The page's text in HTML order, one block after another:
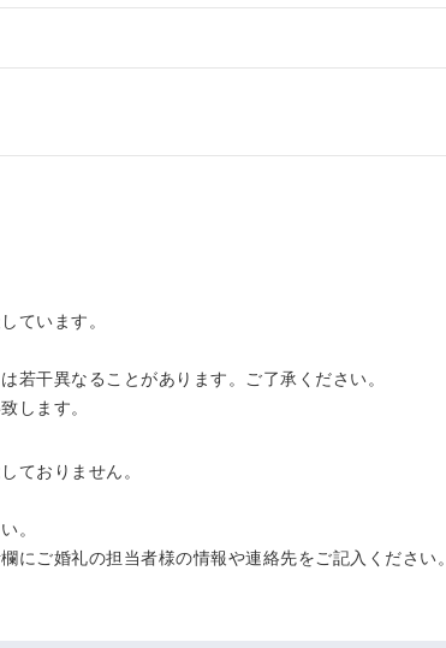
ています。
若干異なることがあります。ご了承ください。
します。
ておりません。
。
にご婚礼の担当者様の情報や連絡先をご記入ください。